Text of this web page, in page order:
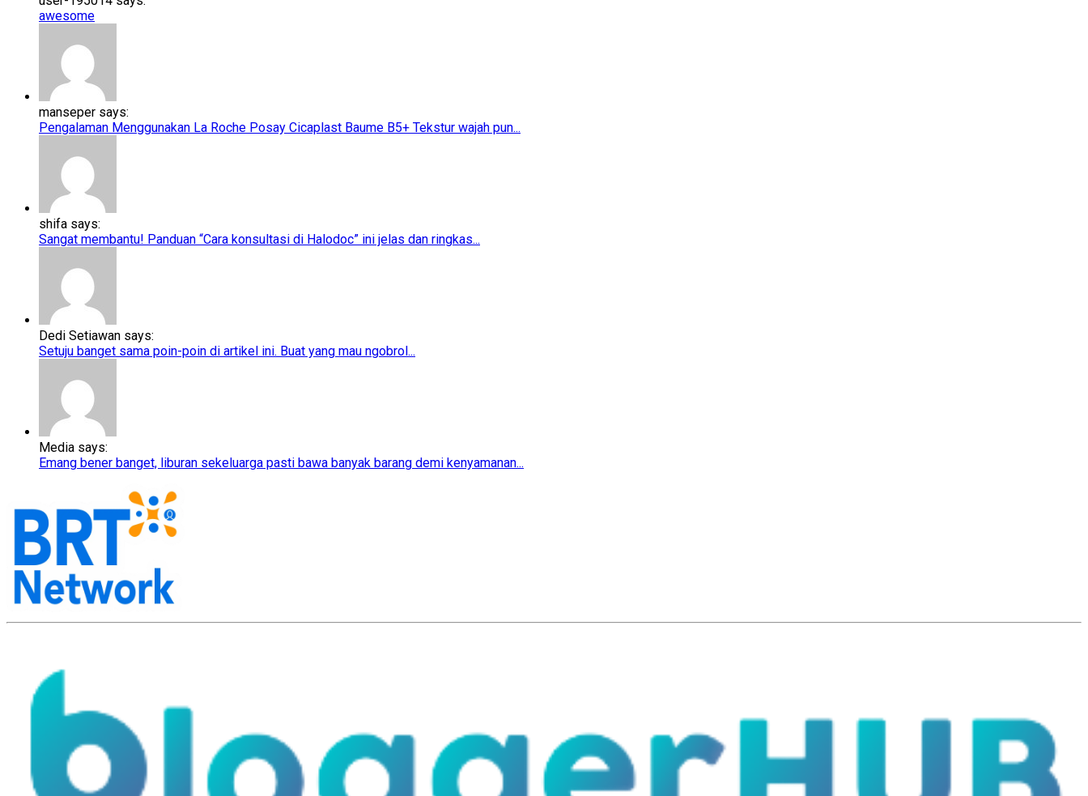
awesome
manseper says:
Pengalaman Menggunakan La Roche Posay Cicaplast Baume B5+​​ Tekstur wajah pun...
shifa says:
Sangat membantu! Panduan “Cara konsultasi di Halodoc” ini jelas dan ringkas...
Dedi Setiawan says:
Setuju banget sama poin-poin di artikel ini. Buat yang mau ngobrol...
Media says:
Emang bener banget, liburan sekeluarga pasti bawa banyak barang demi kenyamanan...